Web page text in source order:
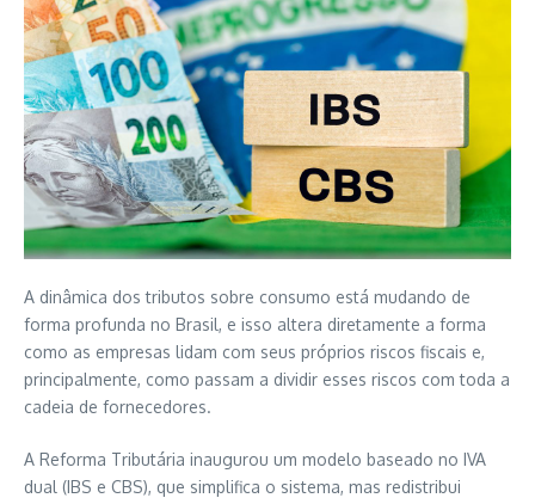
A dinâmica dos tributos sobre consumo está mudando de
forma profunda no Brasil, e isso altera diretamente a forma
como as empresas lidam com seus próprios riscos fiscais e,
principalmente, como passam a dividir esses riscos com toda a
cadeia de fornecedores.
A Reforma Tributária inaugurou um modelo baseado no IVA
dual (IBS e CBS), que simplifica o sistema, mas redistribui